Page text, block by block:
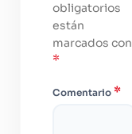
obligatorios
están
marcados con
*
Comentario *